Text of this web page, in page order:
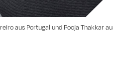
aus Portugal und Pooja Thakkar